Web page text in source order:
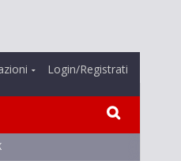
Login/Registrati